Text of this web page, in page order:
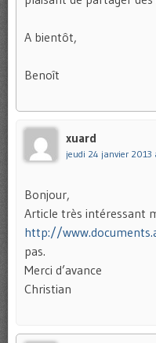
A bientôt,
Benoît
xuard
jeudi 24 janvier 2013
Bonjour,
Article très intéressant
http://
pas.
Merci d’avance
Christian